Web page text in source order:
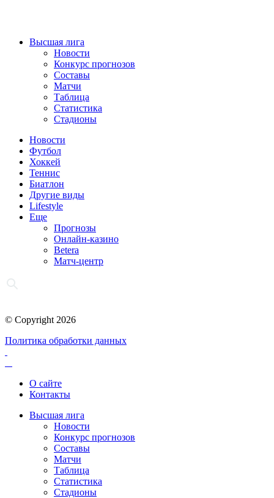
Высшая лига
Новости
Конкурс прогнозов
Составы
Матчи
Таблица
Статистика
Стадионы
Новости
Футбол
Хоккей
Теннис
Биатлон
Другие виды
Lifestyle
Еще
Прогнозы
Онлайн-казино
Betera
Матч-центр
© Copyright 2026
Политика обработки данных
О сайте
Контакты
Высшая лига
Новости
Конкурс прогнозов
Составы
Матчи
Таблица
Статистика
Стадионы